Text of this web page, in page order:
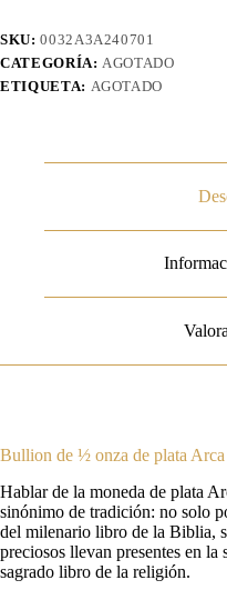
SKU:0032A3A240701
CATEGORÍA:AGOTADO
ETIQUETA: AGOTADO
Bullion de ½ onza de plata
Hablar de la moneda de plata
sinónimo de tradición: no solo
del milenario libro de la Biblia,
preciosos llevan presentes en
sagrado libro de la religión.